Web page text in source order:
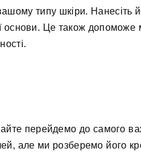
типу шкіри. Нанесіть
Це також допоможе
перейдемо до самого
але ми розберемо його